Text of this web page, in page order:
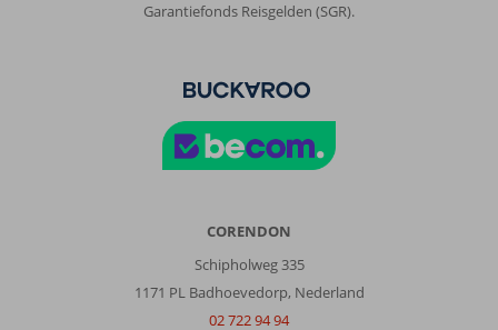
Garantiefonds Reisgelden (SGR).
CORENDON
Schipholweg 335
1171 PL Badhoevedorp, Nederland
02 722 94 94